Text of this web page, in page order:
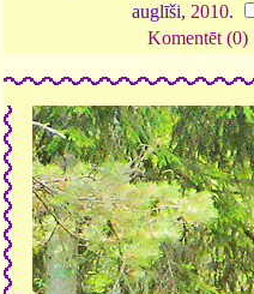
auglīši, 2010.
Komentēt (0)